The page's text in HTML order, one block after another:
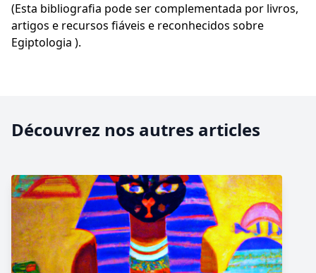
(Esta bibliografia pode ser complementada por livros,
artigos e recursos fiáveis e reconhecidos sobre
Egiptologia ).
Découvrez nos autres articles